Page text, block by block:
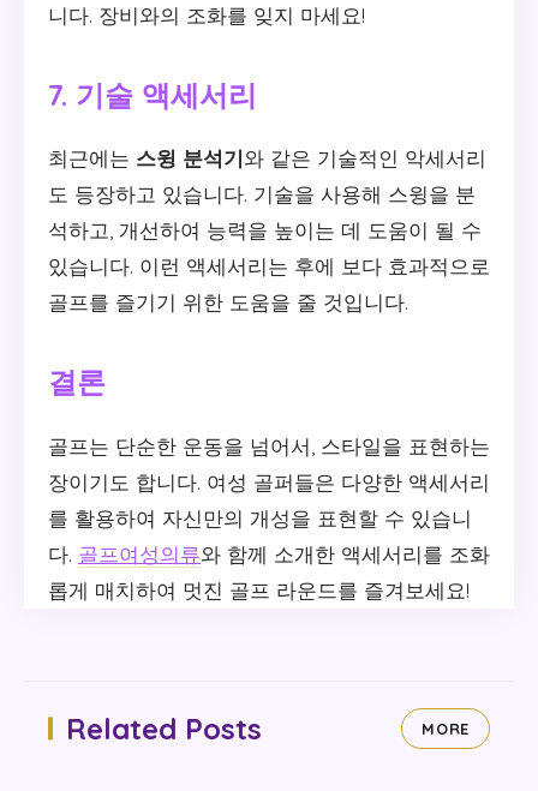
니다. 장비와의 조화를 잊지 마세요!
7. 기술 액세서리
최근에는 스윙 분석기와 같은 기술적인 악세서리
도 등장하고 있습니다. 기술을 사용해 스윙을 분
석하고, 개선하여 능력을 높이는 데 도움이 될 수
있습니다. 이런 액세서리는 후에 보다 효과적으로
골프를 즐기기 위한 도움을 줄 것입니다.
결론
골프는 단순한 운동을 넘어서, 스타일을 표현하는
장이기도 합니다. 여성 골퍼들은 다양한 액세서리
를 활용하여 자신만의 개성을 표현할 수 있습니
다. 골프여성의류와 함께 소개한 액세서리를 조화
롭게 매치하여 멋진 골프 라운드를 즐겨보세요!
Related Posts MORE